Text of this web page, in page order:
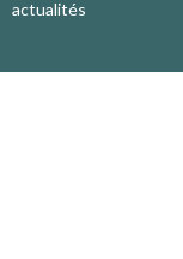
actualités